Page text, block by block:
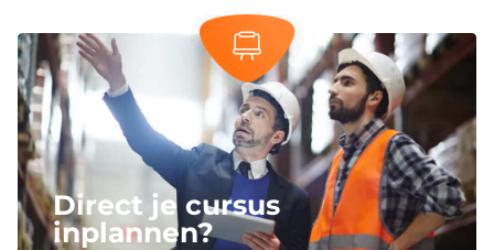
Direct je cursus
inplannen?